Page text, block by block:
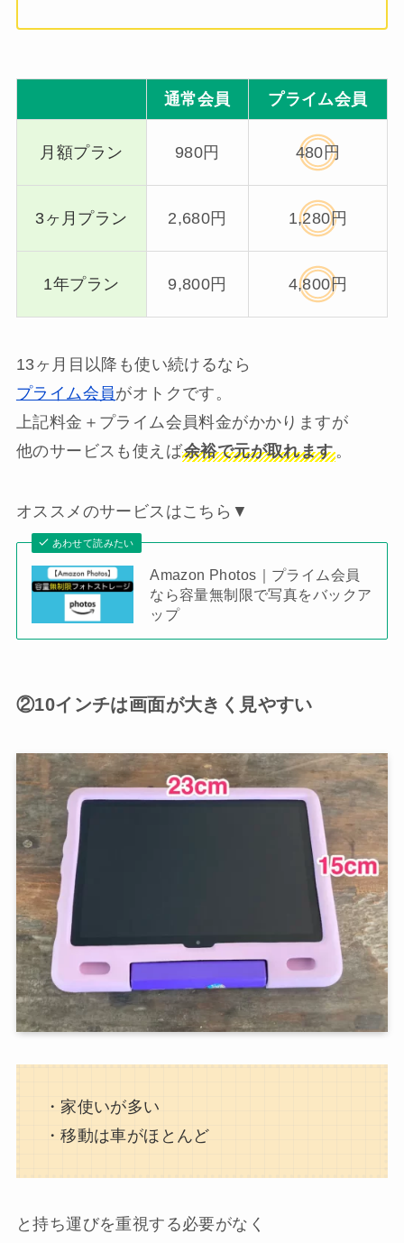
通常会員 プライム会員
月額プラン 980円 480円
3ヶ月プラン 2,680円 1,280円
1年プラン 9,800円 4,800円
13ヶ月目以降も使い続けるなら
プライム会員がオトクです。
上記料金＋プライム会員料金がかかりますが
他のサービスも使えば余裕で元が取れます。
オススメのサービスはこちら▼
あわせて読みたい
Amazon Photos｜プライム会員
なら容量無制限で写真をバックア
ップ
②10インチは画面が大きく見やすい
・家使いが多い
・移動は車がほとんど
と持ち運びを重視する必要がなく